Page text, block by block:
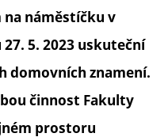
náměstíčku v
5. 2023 uskuteční
domovních znamení.
činnost Fakulty
prostoru